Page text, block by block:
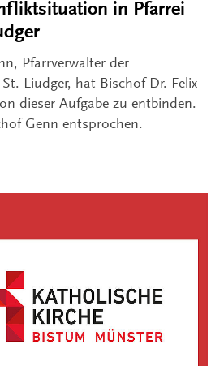
in Pfarrei
Pfarrverwalter der
Liudger, hat Bischof Dr. Felix
dieser Aufgabe zu entbinden.
Genn entsprochen.